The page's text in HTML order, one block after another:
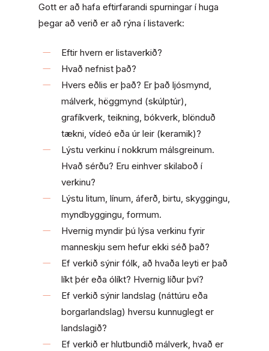
Gott er að hafa eftirfarandi spurningar í huga
þegar að verið er að rýna í listaverk:
Eftir hvern er listaverkið?
Hvað nefnist það?
Hvers eðlis er það? Er það ljósmynd,
málverk, höggmynd (skúlptúr),
grafíkverk, teikning, bókverk, blönduð
tækni, vídeó eða úr leir (keramik)?
Lýstu verkinu í nokkrum málsgreinum.
Hvað sérðu? Eru einhver skilaboð í
verkinu?
Lýstu litum, línum, áferð, birtu, skyggingu,
myndbyggingu, formum.
Hvernig myndir þú lýsa verkinu fyrir
manneskju sem hefur ekki séð það?
Ef verkið sýnir fólk, að hvaða leyti er það
líkt þér eða ólíkt? Hvernig líður því?
Ef verkið sýnir landslag (náttúru eða
borgarlandslag) hversu kunnuglegt er
landslagið?
Ef verkið er hlutbundið málverk, hvað er